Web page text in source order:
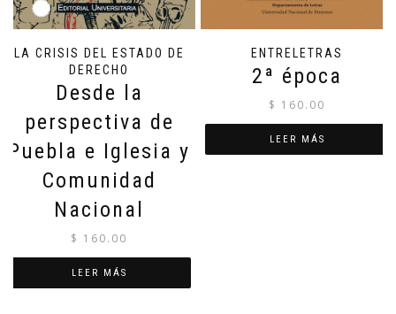
LA CRISIS DEL ESTADO DE
DERECHO
Desde la
perspectiva de
Puebla e Iglesia y
Comunidad
Nacional
$ 160.00
LEER MÁS
ENTRELETRAS
2ª época
$ 160.00
LEER MÁS